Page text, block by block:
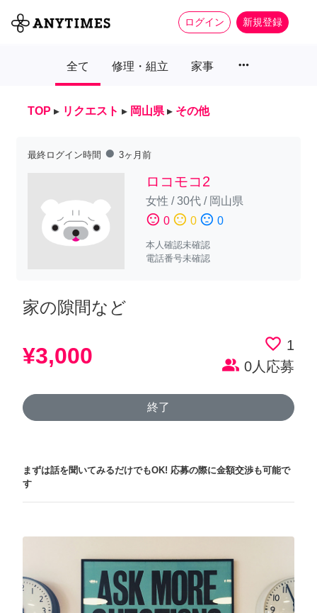
ログイン 新規登録
全て 修理・組立 家事 more_horiz
TOP ▸ リクエスト ▸ 岡山県 ▸ その他
最終ログイン時間 fiber_manual_record 3ヶ月前
ロコモコ2
女性 /30代/ 岡山県
sentiment_satisfied 0 sentiment_neutral 0 sentiment_dissatisfied 0
本人確認未確認
電話番号未確認
家の隙間など
¥3,000 favorite_border 1
people_alt 0人応募
終了
まずは話を聞いてみるだけでもOK! 応募の際に金額交渉も可能で
す